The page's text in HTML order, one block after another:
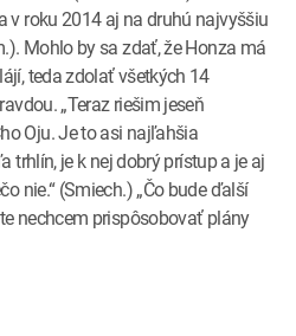
v roku 2014 aj na druhú najvyššiu
Mohlo by sa zdať, že Honza má
teda zdolať všetkých 14
„Teraz riešim jeseň
Oju. Je to asi najľahšia
trhlín, je k nej dobrý prístup a je aj
nie.“ (Smiech.) „Čo bude ďalší
nechcem prispôsobovať plány